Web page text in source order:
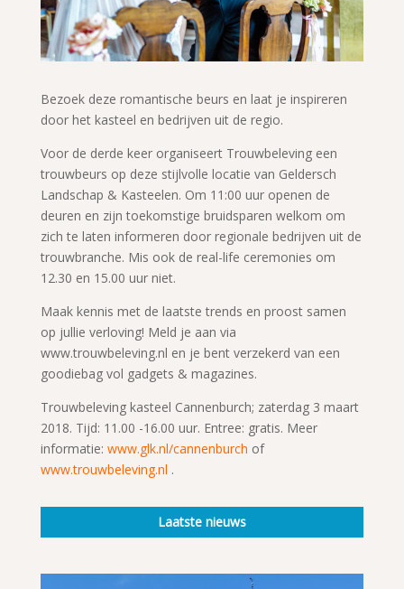
Bezoek deze romantische beurs en laat je inspireren
door het kasteel en bedrijven uit de regio.
Voor de derde keer organiseert Trouwbeleving een
trouwbeurs op deze stijlvolle locatie van Geldersch
Landschap & Kasteelen. Om 11:00 uur openen de
deuren en zijn toekomstige bruidsparen welkom om
zich te laten informeren door regionale bedrijven uit de
trouwbranche. Mis ook de real-life ceremonies om
12.30 en 15.00 uur niet.
Maak kennis met de laatste trends en proost samen
op jullie verloving! Meld je aan via
www.trouwbeleving.nl en je bent verzekerd van een
goodiebag vol gadgets & magazines.
Trouwbeleving kasteel Cannenburch; zaterdag 3 maart
2018. Tijd: 11.00 -16.00 uur. Entree: gratis. Meer
informatie: www.glk.nl/cannenburch of
www.trouwbeleving.nl .
Laatste nieuws